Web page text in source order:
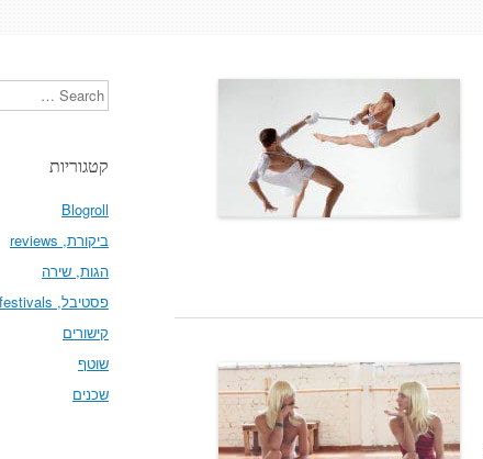
Search
קטגוריות
Blogroll
ביקורת, reviews
הגות, שירה
פסטיבל, festivals
קישורים
שוטף
שכנים